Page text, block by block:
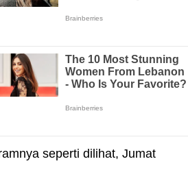
seperti dilihat, Jumat